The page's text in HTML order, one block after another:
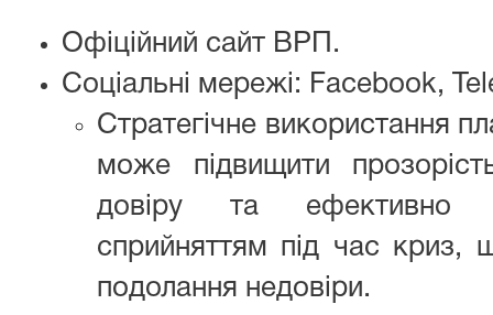
Офіційний сайт ВРП.
Cоціальні мережі: Facebook,
Стратегічне використання
може підвищити
довіру та ефективно
сприйняттям під час
подолання недовіри.